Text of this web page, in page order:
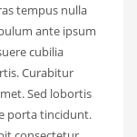
tempus nulla
ante ipsum
cubilia
Curabitur
Sed lobortis
porta tincidunt.